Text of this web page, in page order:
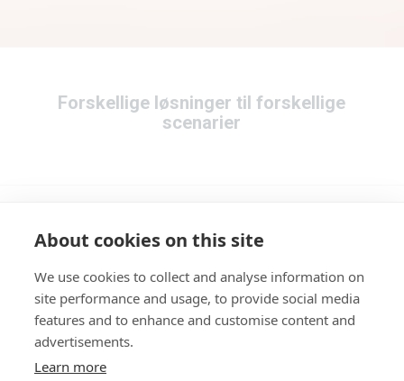
Forskellige løsninger til forskellige
scenarier
About cookies on this site
We use cookies to collect and analyse information on
site performance and usage, to provide social media
features and to enhance and customise content and
advertisements.
Learn more